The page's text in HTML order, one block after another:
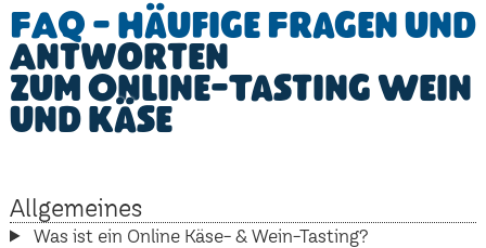
FAQ - Häufige Fragen und
Antworten
zum Online-Tasting Wein
und Käse
Allgemeines
Was ist ein Online Käse- & Wein-Tasting?